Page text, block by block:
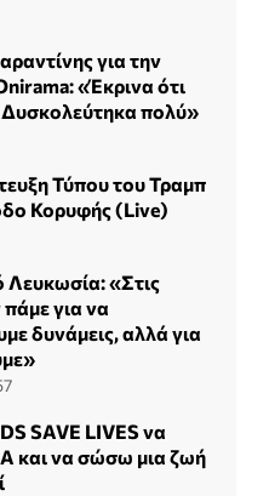
για την
«Έκρινα ότι
Δυσκολεύτηκα πολύ»
Τύπου του Τραμπ
Κορυφής (Live)
Λευκωσία: «Στις
για να
δυνάμεις, αλλά για
SAVE LIVES να
και να σώσω μια ζωή